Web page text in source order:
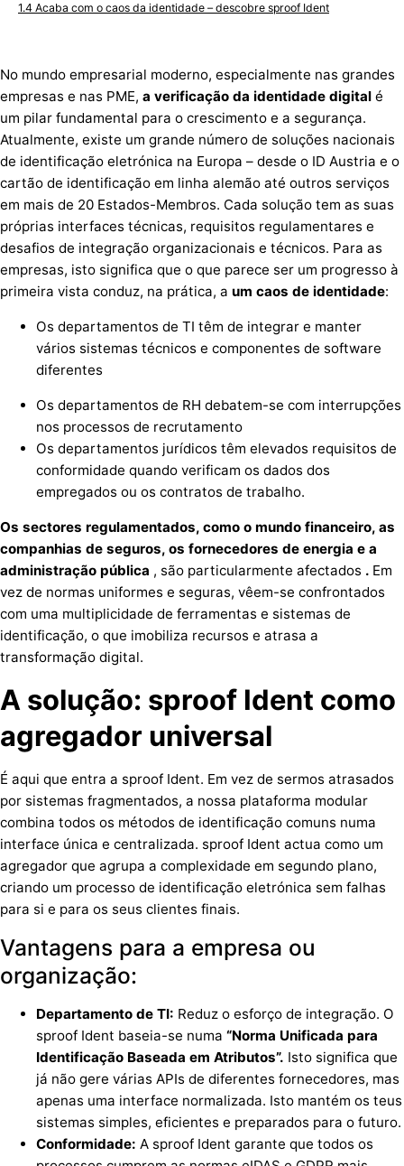
Acaba com o caos da identidade – descobre sproof Ident
No mundo empresarial moderno, especialmente nas grandes
empresas e nas PME, a verificação da identidade digital é
um pilar fundamental para o crescimento e a segurança.
Atualmente, existe um grande número de soluções nacionais
de identificação eletrónica na Europa – desde o ID Austria e o
cartão de identificação em linha alemão até outros serviços
em mais de 20 Estados-Membros. Cada solução tem as suas
próprias interfaces técnicas, requisitos regulamentares e
desafios de integração organizacionais e técnicos. Para as
empresas, isto significa que o que parece ser um progresso à
primeira vista conduz, na prática, a um caos de identidade:
Os departamentos de TI têm de integrar e manter
vários sistemas técnicos e componentes de software
diferentes
Os departamentos de RH debatem-se com interrupções
nos processos de recrutamento
Os departamentos jurídicos têm elevados requisitos de
conformidade quando verificam os dados dos
empregados ou os contratos de trabalho.
Os sectores regulamentados, como o mundo financeiro, as
companhias de seguros, os fornecedores de energia e a
administração pública , são particularmente afectados . Em
vez de normas uniformes e seguras, vêem-se confrontados
com uma multiplicidade de ferramentas e sistemas de
identificação, o que imobiliza recursos e atrasa a
transformação digital.
A solução: sproof Ident como
agregador universal
É aqui que entra a sproof Ident. Em vez de sermos atrasados
por sistemas fragmentados, a nossa plataforma modular
combina todos os métodos de identificação comuns numa
interface única e centralizada. sproof Ident actua como um
agregador que agrupa a complexidade em segundo plano,
criando um processo de identificação eletrónica sem falhas
para si e para os seus clientes finais.
Vantagens para a empresa ou
organização:
Departamento de TI: Reduz o esforço de integração. O
sproof Ident baseia-se numa “Norma Unificada para
Identificação Baseada em Atributos”. Isto significa que
já não gere várias APIs de diferentes fornecedores, mas
apenas uma interface normalizada. Isto mantém os teus
sistemas simples, eficientes e preparados para o futuro.
Conformidade: A sproof Ident garante que todos os